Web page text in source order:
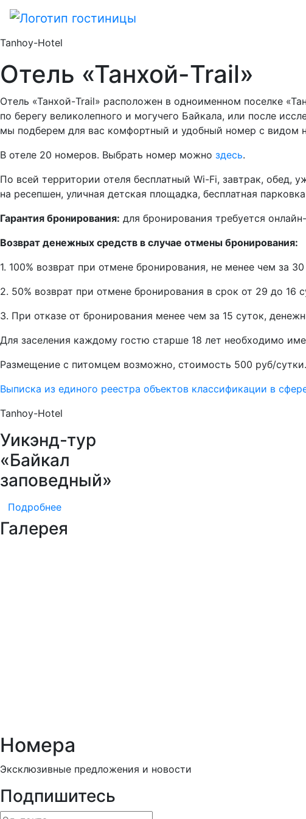
Tanhoy-Hotel
Отель «Танхой-Trail»
Отель «Танхой-Trail» расположен в одноименном поселке
по берегу великолепного и могучего Байкала, или после
мы подберем для вас комфортный и удобный номер с видом
В отеле 20 номеров. Выбрать номер можно здесь.
По всей территории отеля бесплатный Wi-Fi, завтрак, обед,
на ресепшен, уличная детская площадка, бесплатная
Гарантия бронирования: для бронирования требуется
Возврат денежных средств в случае отмены бронирования:
1. 100% возврат при отмене бронирования, не менее чем за
2. 50% возврат при отмене бронирования в срок от 29 до 16
3. При отказе от бронирования менее чем за 15 суток,
Для заселения каждому гостю старше 18 лет необходимо
Размещение с питомцем возможно, стоимость 500 руб/сутки.
Выписка из единого реестра объектов классификации в
Tanhoy-Hotel
Уикэнд-тур
«Байкал
заповедный»
Подробнее
Галерея
Номера
Эксклюзивные предложения и новости
Подпишитесь